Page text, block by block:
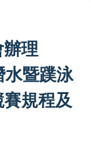
理
水暨蹼泳
規程及